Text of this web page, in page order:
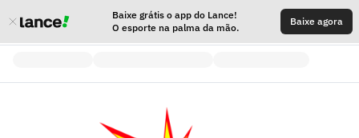
Baixe grátis o app do Lance!
O esporte na palma da mão.
Baixe agora